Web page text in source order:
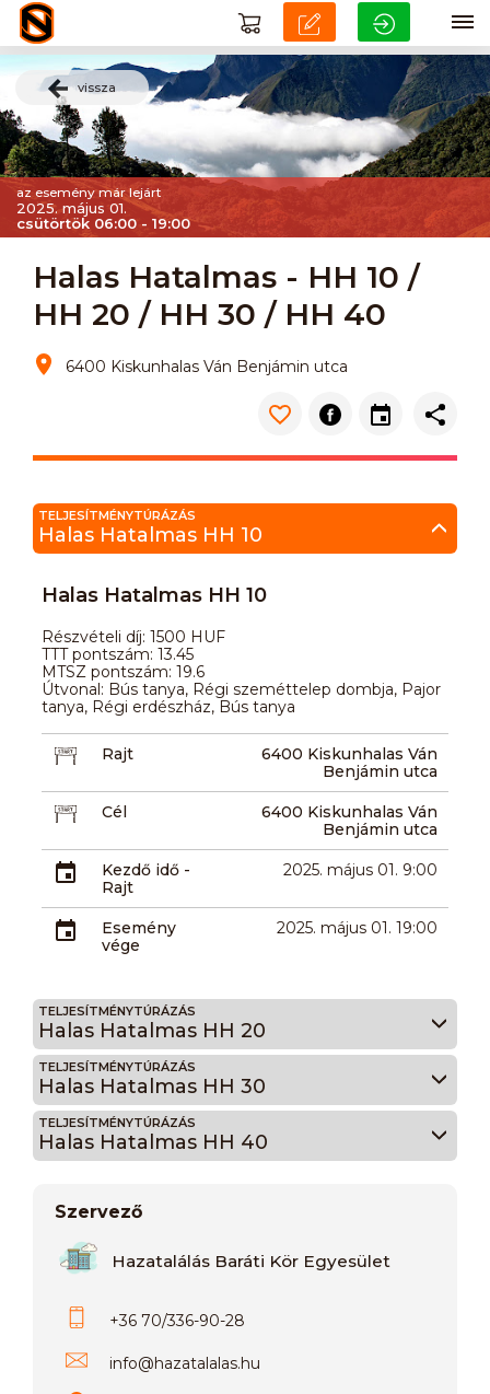
vissza
az esemény már lejárt
2025. május 01.
csütörtök 06:00 - 19:00
Halas Hatalmas - HH 10 /
HH 20 / HH 30 / HH 40
6400 Kiskunhalas Ván Benjámin utca
TELJESÍTMÉNYTÚRÁZÁS
Halas Hatalmas HH 10
Halas Hatalmas HH 10
Részvételi díj: 1500 HUF
TTT pontszám: 13.45
MTSZ pontszám: 19.6
Útvonal: Bús tanya, Régi szeméttelep dombja, Pajor
tanya, Régi erdészház, Bús tanya
Rajt
6400 Kiskunhalas Ván
Benjámin utca
Cél
6400 Kiskunhalas Ván
Benjámin utca
Kezdő idő -
Rajt
2025. május 01. 9:00
Esemény
vége
2025. május 01. 19:00
TELJESÍTMÉNYTÚRÁZÁS
Halas Hatalmas HH 20
TELJESÍTMÉNYTÚRÁZÁS
Halas Hatalmas HH 30
TELJESÍTMÉNYTÚRÁZÁS
Halas Hatalmas HH 40
Szervező
Hazatalálás Baráti Kör Egyesület
+36 70/336-90-28
info@hazatalalas.hu